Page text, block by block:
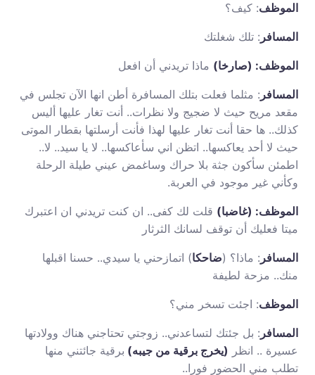
الموظف: كيف؟
المسافر : تلك شغلتك
الموظف: (صارخا) ماذا تريدني أن افعل
المسافر : مثلما فعلت بتلك المسافرة أطن انها الآن تجلس في
مقعد مريح حيث لا ضجيج ولا نظرات.. أنت تغار عليها أليس
كذلك.. ها حقا أنت تغار عليها لهذا فأنت أرسلتها بقطار الموتى
حيث لا أحد يعاكسها.. اتظن اني سأعاكسها.. لا يا سيد.. لا..
اطمئن سأكون جثة بلا حراك وساغمض عيني طيلة الرحلة
وكأني غير موجود في العربة.
الموظف: (غاضبا) قلت لك كفى.. ان كنت تريدني ان اعتبرك
ميتا فعليك أن توقف لسانك الثرثار
المسافر : ماذا؟ (ضاحكا) اتمازحني يا سيدي.. حسنا اقبلها
منك.. مزحة لطيفة
الموظف: اجئت تسخر مني؟
المسافر : بل جئتك لتساعدني.. زوجتي تحتاجني هناك وولادتها
عسيرة .. انظر (يخرج برقية من جيبه) برقية جائتني منها
تطلب مني الحضور فورا..